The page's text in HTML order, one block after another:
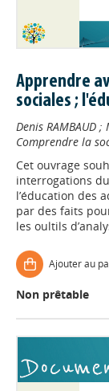
Apprendre
sociales ;
Denis RAMBAUD ;
Comprendre la
Cet ouvrage
interrogations
l’éducation des
par des faits
les oultils
Ajouter au
Non prêtable